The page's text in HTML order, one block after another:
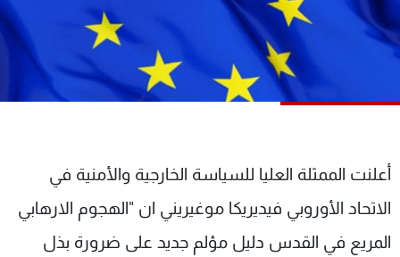
أعلنت الممثلة العليا للسياسة الخارجية والأمنية في
الاتحاد الأوروبي فيديريكا موغيريني ان "الهجوم الارهابي
المريع في القدس دليل مؤلم جديد على ضرورة بذل
البرامج
جدول البرامج
لاعلاناتكم
شروط الإسـتخدام